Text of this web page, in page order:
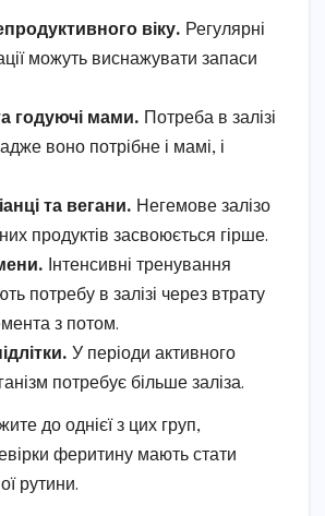
віку. Регулярні
можуть виснажувати запаси
годуючі мами. Потреба в залізі
воно потрібне і мамі, і
та вегани. Негемове залізо
продуктів засвоюється гірше.
Інтенсивні тренування
потребу в залізі через втрату
з потом.
У періоди активного
потребує більше заліза.
до однієї з цих груп,
феритину мають стати
рутини.